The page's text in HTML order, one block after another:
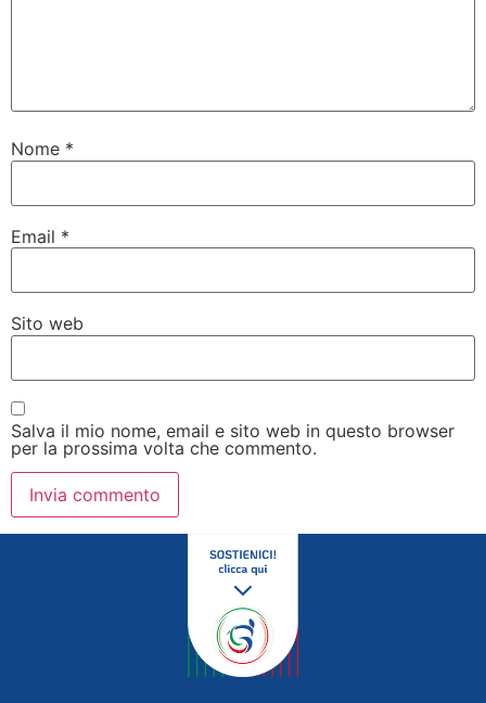
Nome *
Email *
Sito web
Salva il mio nome, email e sito web in questo browser
per la prossima volta che commento.